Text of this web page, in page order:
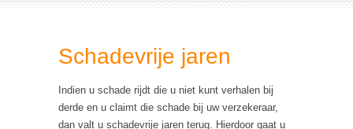
Schadevrije jaren
Indien u schade rijdt die u niet kunt verhalen bij
derde en u claimt die schade bij uw verzekeraar,
dan valt u schadevrije jaren terug. Hierdoor gaat u